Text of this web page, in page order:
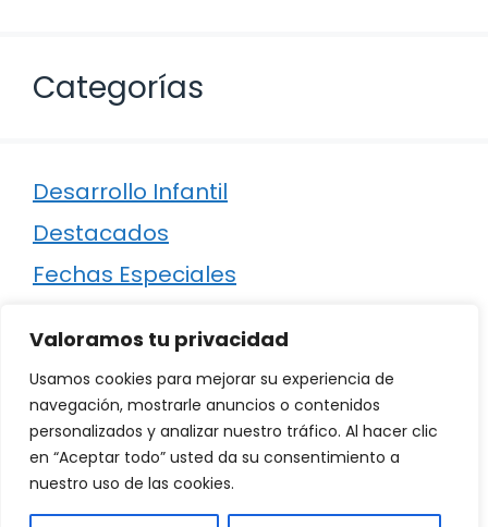
Valoramos tu privacidad
Usamos cookies para mejorar su experiencia de
navegación, mostrarle anuncios o contenidos
personalizados y analizar nuestro tráfico. Al hacer clic
en “Aceptar todo” usted da su consentimiento a
nuestro uso de las cookies.
Categorías
Desarrollo Infantil
Destacados
Fechas Especiales
Regalos
Relaciones
Ropa